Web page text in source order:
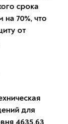
срока
70%, что
от
для